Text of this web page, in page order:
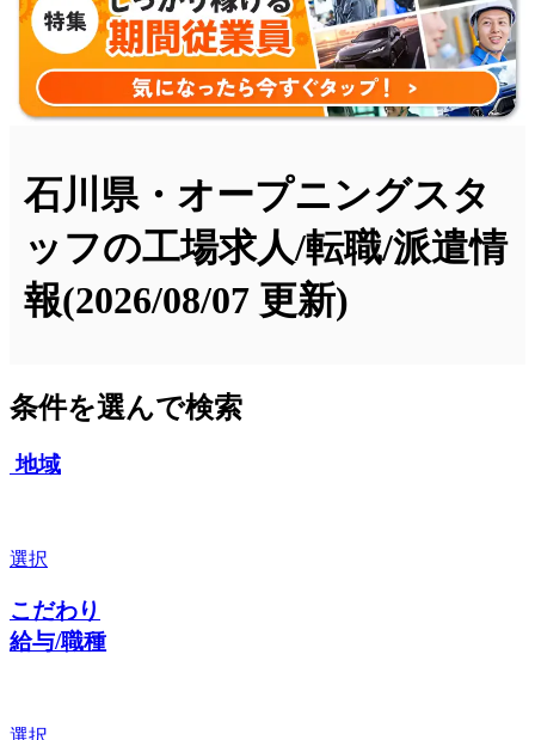
石川県・オープニングスタ
ッフの工場求人/転職/派遣情
報(2026/08/07 更新)
条件を選んで検索
地域
選択
こだわり
給与/職種
選択